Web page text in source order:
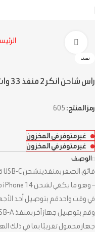
نفذت
راس شاحن انكر 2 منفذ 33 وات جان ANKER 323 (33W)
رمز المنتج: 605
غير متوفر في المخزون
غير متوفر في المخزون
الوصف
جهاز محمول تقريبًا بما في ذلك